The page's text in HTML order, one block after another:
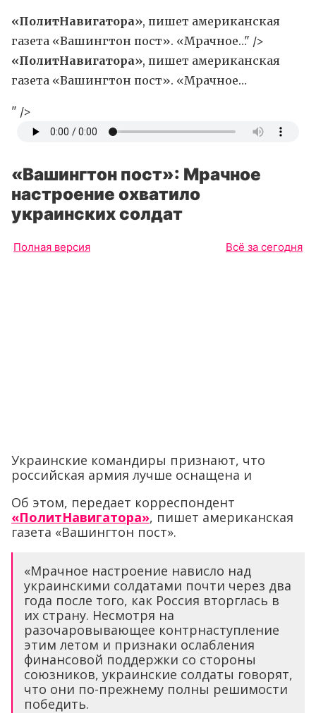
«ПолитНавигатора», пишет американская
газета «Вашингтон пост». «Мрачное…" />
«ПолитНавигатора», пишет американская
газета «Вашингтон пост». «Мрачное…
" />
«Вашингтон пост»: Мрачное
настроение охватило
украинских солдат
Полная версия Всё за сегодня
Украинские командиры признают, что
российская армия лучше оснащена и
Об этом, передает корреспондент
«ПолитНавигатора», пишет американская
газета «Вашингтон пост».
«Мрачное настроение нависло над
украинскими солдатами почти через два
года после того, как Россия вторглась в
их страну. Несмотря на
разочаровывающее контрнаступление
этим летом и признаки ослабления
финансовой поддержки со стороны
союзников, украинские солдаты говорят,
что они по-прежнему полны решимости
победить.